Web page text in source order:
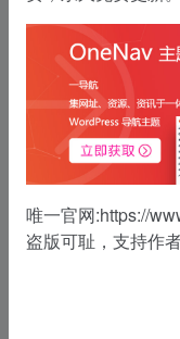
唯一官网:https://
盗版可耻，支持作